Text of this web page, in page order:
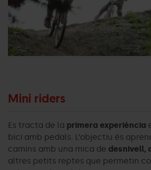
Mini riders
Es tracta de la primera experiència
bici amb pedals. L’objectiu és
camins amb una mica de desnivell,
altres petits reptes que permetin